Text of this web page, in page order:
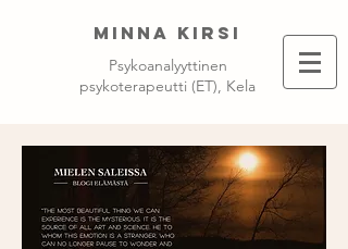
MINNA KIRSI
Psykoanalyyttinen
psykoterapeutti (ET), Kela